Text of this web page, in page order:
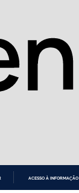
ACESSO À INFORMAÇÃO